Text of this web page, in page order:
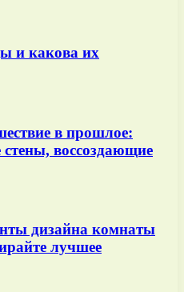
и какова их
в прошлое:
воссоздающие
дизайна комнаты
лучшее